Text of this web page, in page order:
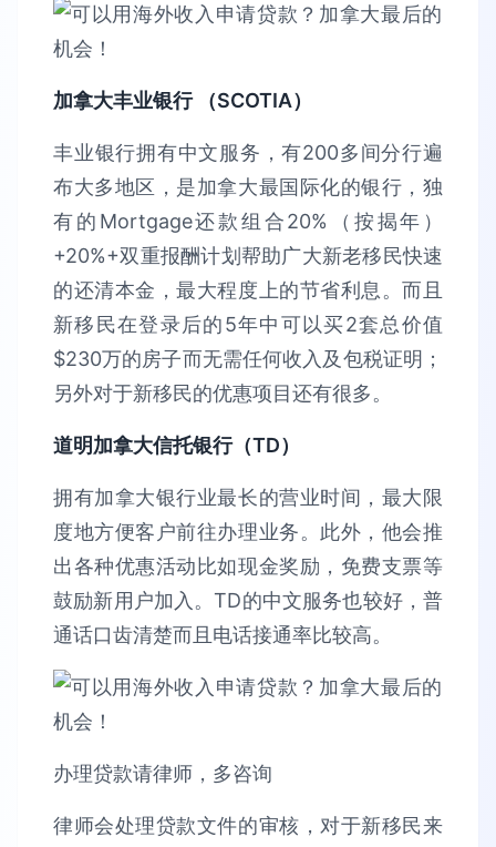
加拿大丰业银行 （SCOTIA）
丰业银行拥有中文服务，有200多间分行遍
布大多地区，是加拿大最国际化的银行，独
有的Mortgage还款组合20%（按揭年）
+20%+双重报酬计划帮助广大新老移民快速
的还清本金，最大程度上的节省利息。而且
新移民在登录后的5年中可以买2套总价值
$230万的房子而无需任何收入及包税证明；
另外对于新移民的优惠项目还有很多。
道明加拿大信托银行（TD）
拥有加拿大银行业最长的营业时间，最大限
度地方便客户前往办理业务。此外，他会推
出各种优惠活动比如现金奖励，免费支票等
鼓励新用户加入。TD的中文服务也较好，普
通话口齿清楚而且电话接通率比较高。
办理贷款请律师，多咨询
律师会处理贷款文件的审核，对于新移民来